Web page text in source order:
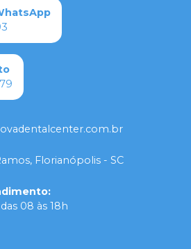
Florianópolis - SC
:
08 às 18h